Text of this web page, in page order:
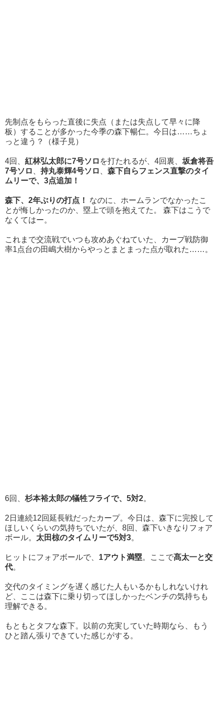
先制点をもらった直後に失点（または失点して早々に降
板）することが多かった今季の森下暢仁。今日は……ちょ
っと違う？（様子見）
4回、 紅林弘太郎に7号ソロ を打たれるが、4回裏、 坂倉将吾
7号ソロ
持丸泰輝4号ソロ
森下自らフェンス直撃のタイ
ムリーで、3点追加！
森下、2年ぶりの打点！ なのに、ホームランでなかったこ
とが悔しかったのか、塁上で頭を抱えてた。 森下はこうで
なくてはー。
これまで交流戦でいつも攻めあぐねていた、カープ戦防御
率1点台の田嶋大樹からやっとまとまった点が取れた……。
6回、 杉本裕太郎の犠牲フライで、5対2。
2日連続12回延長戦だったカープ。今日は、森下に完投して
ほしいくらいの気持ちでいたが、8回、森下いきなりフォア
ボール。 太田椋のタイムリーで5対3。
ヒットにフォアボールで、 1アウト満塁。ここで髙太一と交
代。
交代のタイミングを遅く感じた人もいるかもしれないけれ
ど、ここは森下に乗り切ってほしかったベンチの気持ちも
理解できる。
もともとタフな森下。以前の充実していた時期なら、もう
ひと踏ん張りできていた感じがする。